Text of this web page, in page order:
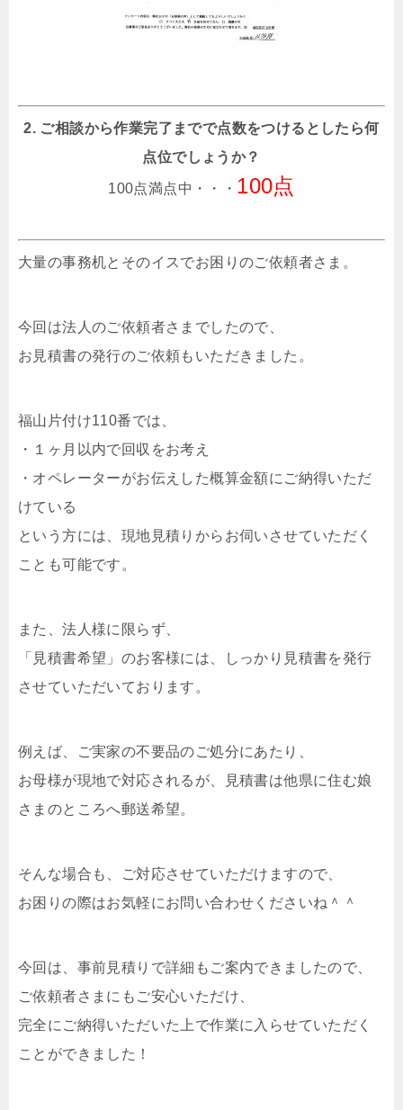
2. ご相談から作業完了までで点数をつけるとしたら何
点位でしょうか？
100点満点中・・・ 100点
大量の事務机とそのイスでお困りのご依頼者さま。
今回は法人のご依頼者さまでしたので、
お見積書の発行のご依頼もいただきました。
福山片付け110番では、
・１ヶ月以内で回収をお考え
・オペレーターがお伝えした概算金額にご納得いただ
けている
という方には、現地見積りからお伺いさせていただく
ことも可能です。
また、法人様に限らず、
「見積書希望」のお客様には、しっかり見積書を発行
させていただいております。
例えば、ご実家の不要品のご処分にあたり、
お母様が現地で対応されるが、見積書は他県に住む娘
さまのところへ郵送希望。
そんな場合も、ご対応させていただけますので、
お困りの際はお気軽にお問い合わせくださいね＾＾
今回は、事前見積りで詳細もご案内できましたので、
ご依頼者さまにもご安心いただけ、
完全にご納得いただいた上で作業に入らせていただく
ことができました！